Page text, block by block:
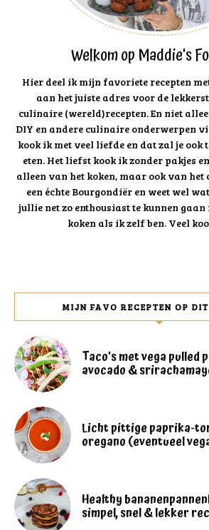
Welkom op Maddie's
Hier deel ik mijn favoriete recepten
aan het juiste adres voor de
culinaire (wereld)recepten. En niet
DIY en andere culinaire onderwerpen
kook ik met veel liefde en dat zal je ook
eten. Het liefst kook ik zonder pakjes
alleen van het koken, maar ook van het
een échte Bourgondiër en weet wel
jullie net zo enthousiast te kunnen gaan
koken als ik zelf ben. Veel
MIJN FAVO RECEPTEN OP
Taco’s met vega pulled
avocado &
Licht pittige paprika-
oregano (eventueel
Healthy
simpel, snel & lekker